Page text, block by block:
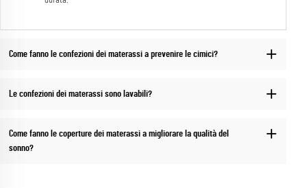
Come fanno le confezioni dei materassi a prevenire le cimici?
Le confezioni dei materassi sono lavabili?
Come fanno le coperture dei materassi a migliorare la qualità del
sonno?